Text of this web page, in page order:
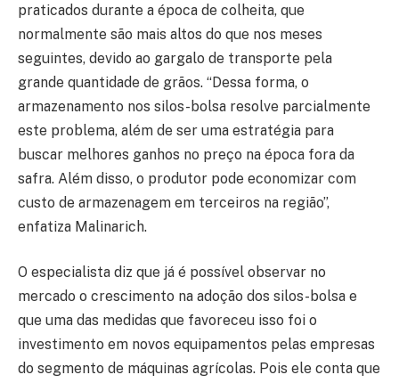
praticados durante a época de colheita, que
normalmente são mais altos do que nos meses
seguintes, devido ao gargalo de transporte pela
grande quantidade de grãos. “Dessa forma, o
armazenamento nos silos-bolsa resolve parcialmente
este problema, além de ser uma estratégia para
buscar melhores ganhos no preço na época fora da
safra. Além disso, o produtor pode economizar com
custo de armazenagem em terceiros na região”,
enfatiza Malinarich.
O especialista diz que já é possível observar no
mercado o crescimento na adoção dos silos-bolsa e
que uma das medidas que favoreceu isso foi o
investimento em novos equipamentos pelas empresas
do segmento de máquinas agrícolas. Pois ele conta que